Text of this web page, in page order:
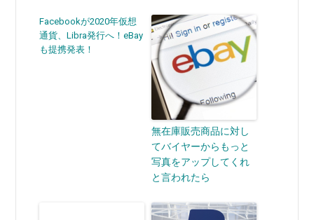
Facebookが2020年仮想
通貨、Libra発行へ！eBay
も提携発表！
無在庫販売商品に対し
てバイヤーからもっと
写真をアップしてくれ
と言われたら